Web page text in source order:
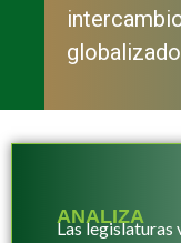
ANALIZA
Las legislaturas